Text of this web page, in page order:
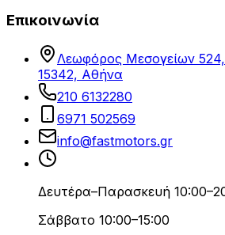
Επικοινωνία
Λεωφόρος Μεσογείων
15342, Αθήνα
210 6132280
6971 502569
info@fastmotors.gr
Δευτέρα–Παρασκευή
Σάββατο 10:00–15:00